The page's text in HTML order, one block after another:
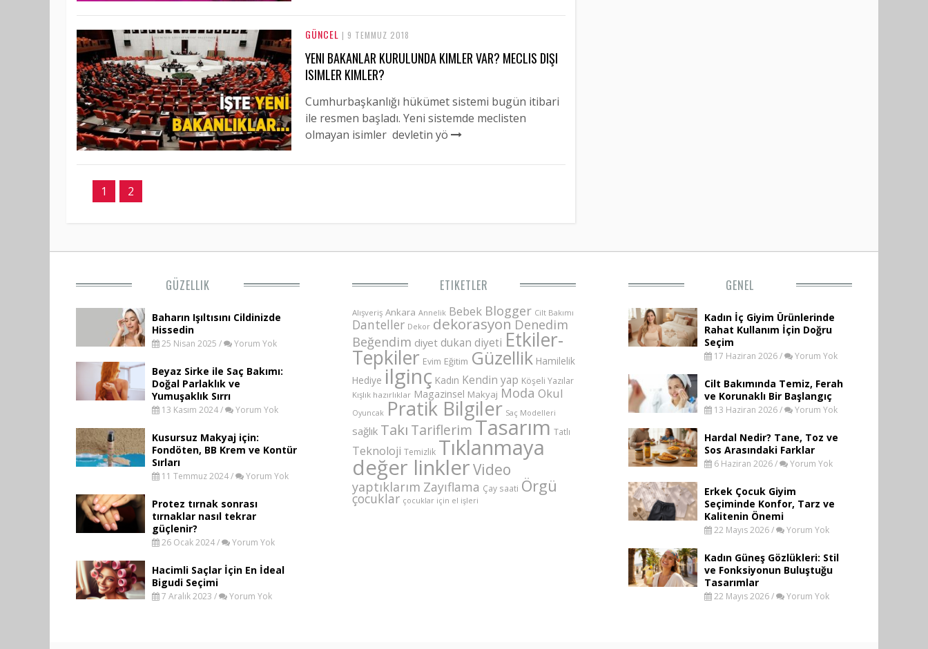
GÜNCEL | 9 TEMMUZ 2018
YENI BAKANLAR KURULUNDA KIMLER VAR? MECLIS DIŞI
ISIMLER KIMLER?
Cumhurbaşkanlığı hükümet sistemi bugün itibari
ile resmen başladı. Yeni sistemde meclisten
olmayan isimler devletin yö
1 2
GÜZELLIK
Baharın Işıltısını Cildinizde
Hissedin
25 Nisan 2025 / Yorum Yok
Beyaz Sirke ile Saç Bakımı:
Doğal Parlaklık ve
Yumuşaklık Sırrı
13 Kasım 2024 / Yorum Yok
Kusursuz Makyaj için:
Fondöten, BB Krem ve Kontür
Sırları
11 Temmuz 2024 / Yorum Yok
Protez tırnak sonrası
tırnaklar nasıl tekrar
güçlenir?
26 Ocak 2024 / Yorum Yok
Hacimli Saçlar İçin En İdeal
Bigudi Seçimi
7 Aralık 2023 / Yorum Yok
ETIKETLER
Alışveriş Ankara Annelik Bebek Blogger Cilt Bakımı
Danteller Dekor dekorasyon Denedim
Beğendim diyet dukan diyeti Etkiler-
Tepkiler Evim Eğitim Güzellik Hamilelik
Hediye ilginç Kadın Kendin yap Köşeli Yazılar
Kışlık hazırlıklar Magazinsel Makyaj Moda Okul
Oyuncak Pratik Bilgiler Saç Modelleri
sağlık Takı Tariflerim Tasarım Tatlı
Teknoloji Temizlik Tıklanmaya
değer linklerVideo
yaptıklarım Zayıflama Çay saati Örgü
çocuklar çocuklar için el işleri
GENEL
Kadın İç Giyim Ürünlerinde
Rahat Kullanım İçin Doğru
Seçim
17 Haziran 2026 / Yorum Yok
Cilt Bakımında Temiz, Ferah
ve Korunaklı Bir Başlangıç
13 Haziran 2026 / Yorum Yok
Hardal Nedir? Tane, Toz ve
Sos Arasındaki Farklar
6 Haziran 2026 / Yorum Yok
Erkek Çocuk Giyim
Seçiminde Konfor, Tarz ve
Kalitenin Önemi
22 Mayıs 2026 / Yorum Yok
Kadın Güneş Gözlükleri: Stil
ve Fonksiyonun Buluştuğu
Tasarımlar
22 Mayıs 2026 / Yorum Yok